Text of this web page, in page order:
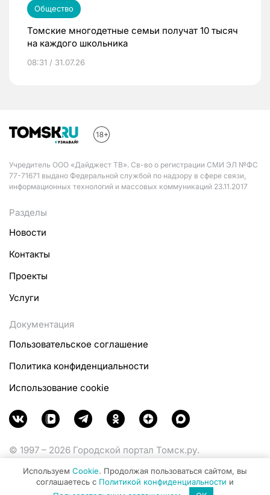
Общество
Томские многодетные семьи получат 10 тысяч
на каждого школьника
08:31 / 31.07.26
Учредитель ООО «Дайджест ТВ». Св-во о регистрации СМИ ЭЛ №ФС
77-71671 выдано Федеральной службой по надзору в сфере связи,
информационных технологий и массовых коммуникаций 23.11.2017
Разделы
Новости
Контакты
Проекты
Услуги
Документация
Пользовательское соглашение
Политика конфиденциальности
Использование cookie
© 1997 – 2026 Городской портал Томск.ру.
Министерства цифрового развития, связи и массовых
коммуникаций Российской Федерации.
Используем Cookie. Продолжая пользоваться сайтом, вы
соглашаетесь с Политикой конфиденциальности и